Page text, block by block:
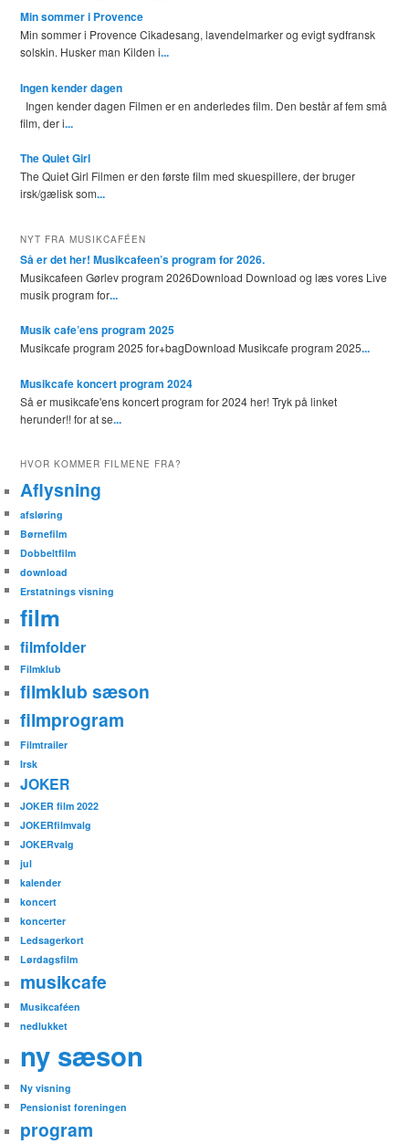
Min sommer i Provence
Min sommer i Provence Cikadesang, lavendelmarker og evigt sydfransk
solskin. Husker man Kilden i...
Ingen kender dagen
Ingen kender dagen Filmen er en anderledes film. Den består af fem små
film, der i...
The Quiet Girl
The Quiet Girl Filmen er den første film med skuespillere, der bruger
irsk/gælisk som...
NYT FRA MUSIKCAFÉEN
Så er det her! Musikcafeen’s program for 2026.
Musikcafeen Gørlev program 2026Download Download og læs vores Live
musik program for...
Musik cafe’ens program 2025
Musikcafe program 2025 for+bagDownload Musikcafe program 2025...
Musikcafe koncert program 2024
Så er musikcafe'ens koncert program for 2024 her! Tryk på linket
herunder!! for at se...
HVOR KOMMER FILMENE FRA?
Aflysning
afsløring
Børnefilm
Dobbeltfilm
download
Erstatnings visning
film
filmfolder
Filmklub
filmklub sæson
filmprogram
Filmtrailer
Irsk
JOKER
JOKER film 2022
JOKERfilmvalg
JOKERvalg
jul
kalender
koncert
koncerter
Ledsagerkort
Lørdagsfilm
musikcafe
Musikcaféen
nedlukket
ny sæson
Ny visning
Pensionist foreningen
program